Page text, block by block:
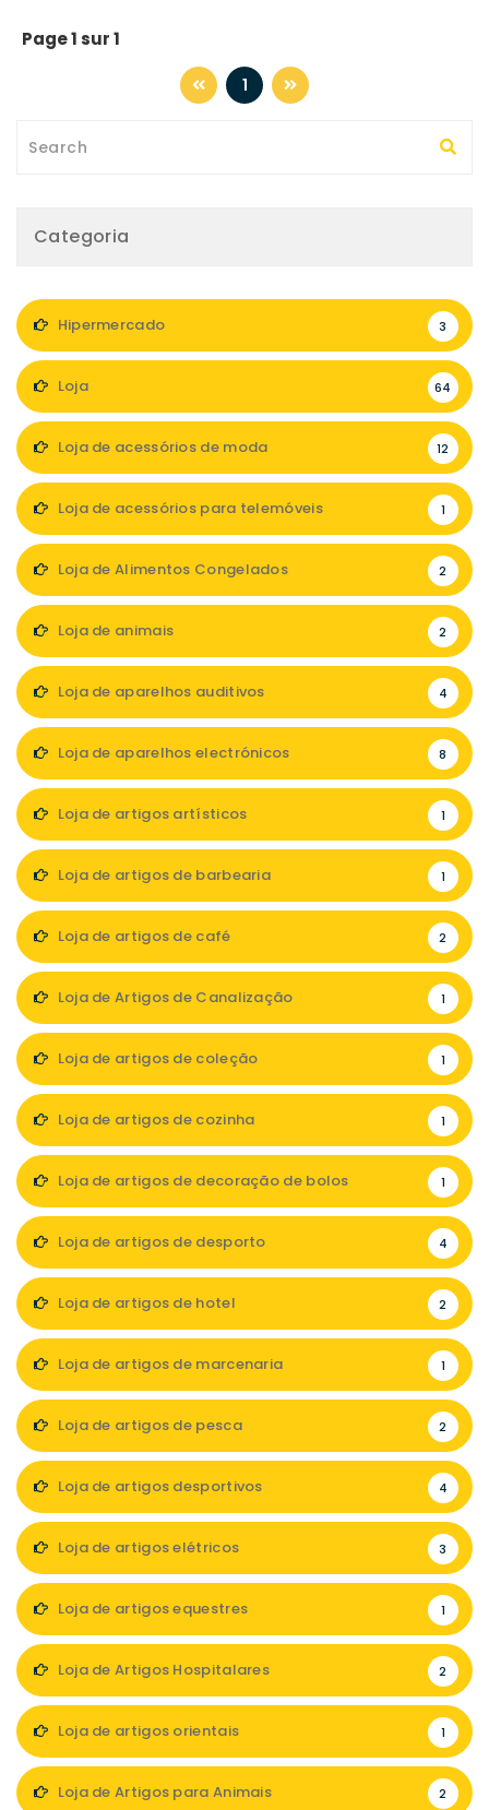
Page 1 sur 1
1
Categoria
Hipermercado 3
Loja 64
Loja de acessórios de moda 12
Loja de acessórios para telemóveis 1
Loja de Alimentos Congelados 2
Loja de animais 2
Loja de aparelhos auditivos 4
Loja de aparelhos electrónicos 8
Loja de artigos artísticos 1
Loja de artigos de barbearia 1
Loja de artigos de café 2
Loja de Artigos de Canalização 1
Loja de artigos de coleção 1
Loja de artigos de cozinha 1
Loja de artigos de decoração de bolos 1
Loja de artigos de desporto 4
Loja de artigos de hotel 2
Loja de artigos de marcenaria 1
Loja de artigos de pesca 2
Loja de artigos desportivos 4
Loja de artigos elétricos 3
Loja de artigos equestres 1
Loja de Artigos Hospitalares 2
Loja de artigos orientais 1
Loja de Artigos para Animais 2